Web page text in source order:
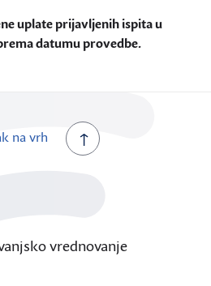
uplate prijavljenih ispita u
datumu provedbe.
na vrh
vrednovanje